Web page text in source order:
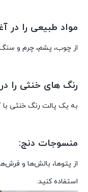
مواد طبیعی را در
از چوب، پشم، چرم و سنگ
رنگ های خنثی را
به یک پالت رنگ خنثی
منسوجات دنج:
از پتوها، بالش‌ها و
استفاده کنید.